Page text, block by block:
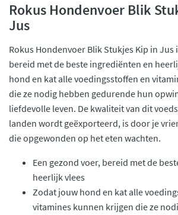
Rokus Hondenvoer Blik
Jus
Rokus Hondenvoer Blik Stukjes Kip in Jus
bereid met de beste ingrediënten en
hond en kat alle voedingsstoffen en
die ze nodig hebben gedurende hun
liefdevolle leven. De kwaliteit van dit
landen wordt geëxporteerd, is door je
die opgewonden op het eten wachten.
Een gezond voer, bereid met de
heerlijk vlees
Zodat jouw hond en kat alle
vitamines kunnen krijgen die ze